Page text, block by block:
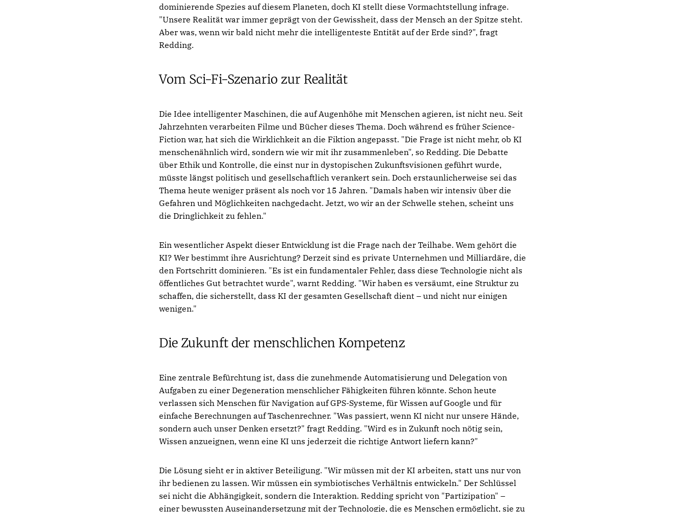
dominierende Spezies auf diesem Planeten, doch KI stellt diese Vormachtstellung infrage.
"Unsere Realität war immer geprägt von der Gewissheit, dass der Mensch an der Spitze steht.
Aber was, wenn wir bald nicht mehr die intelligenteste Entität auf der Erde sind?", fragt
Redding.
Vom Sci-Fi-Szenario zur Realität
Die Idee intelligenter Maschinen, die auf Augenhöhe mit Menschen agieren, ist nicht neu. Seit
Jahrzehnten verarbeiten Filme und Bücher dieses Thema. Doch während es früher Science-
Fiction war, hat sich die Wirklichkeit an die Fiktion angepasst. "Die Frage ist nicht mehr, ob KI
menschenähnlich wird, sondern wie wir mit ihr zusammenleben", so Redding. Die Debatte
über Ethik und Kontrolle, die einst nur in dystopischen Zukunftsvisionen geführt wurde,
müsste längst politisch und gesellschaftlich verankert sein. Doch erstaunlicherweise sei das
Thema heute weniger präsent als noch vor 15 Jahren. "Damals haben wir intensiv über die
Gefahren und Möglichkeiten nachgedacht. Jetzt, wo wir an der Schwelle stehen, scheint uns
die Dringlichkeit zu fehlen."
Ein wesentlicher Aspekt dieser Entwicklung ist die Frage nach der Teilhabe. Wem gehört die
KI? Wer bestimmt ihre Ausrichtung? Derzeit sind es private Unternehmen und Milliardäre, die
den Fortschritt dominieren. "Es ist ein fundamentaler Fehler, dass diese Technologie nicht als
öffentliches Gut betrachtet wurde", warnt Redding. "Wir haben es versäumt, eine Struktur zu
schaffen, die sicherstellt, dass KI der gesamten Gesellschaft dient – und nicht nur einigen
wenigen."
Die Zukunft der menschlichen Kompetenz
Eine zentrale Befürchtung ist, dass die zunehmende Automatisierung und Delegation von
Aufgaben zu einer Degeneration menschlicher Fähigkeiten führen könnte. Schon heute
verlassen sich Menschen für Navigation auf GPS-Systeme, für Wissen auf Google und für
einfache Berechnungen auf Taschenrechner. "Was passiert, wenn KI nicht nur unsere Hände,
sondern auch unser Denken ersetzt?" fragt Redding. "Wird es in Zukunft noch nötig sein,
Wissen anzueignen, wenn eine KI uns jederzeit die richtige Antwort liefern kann?"
Die Lösung sieht er in aktiver Beteiligung. "Wir müssen mit der KI arbeiten, statt uns nur von
ihr bedienen zu lassen. Wir müssen ein symbiotisches Verhältnis entwickeln." Der Schlüssel
sei nicht die Abhängigkeit, sondern die Interaktion. Redding spricht von "Partizipation" –
einer bewussten Auseinandersetzung mit der Technologie, die es Menschen ermöglicht, sie zu